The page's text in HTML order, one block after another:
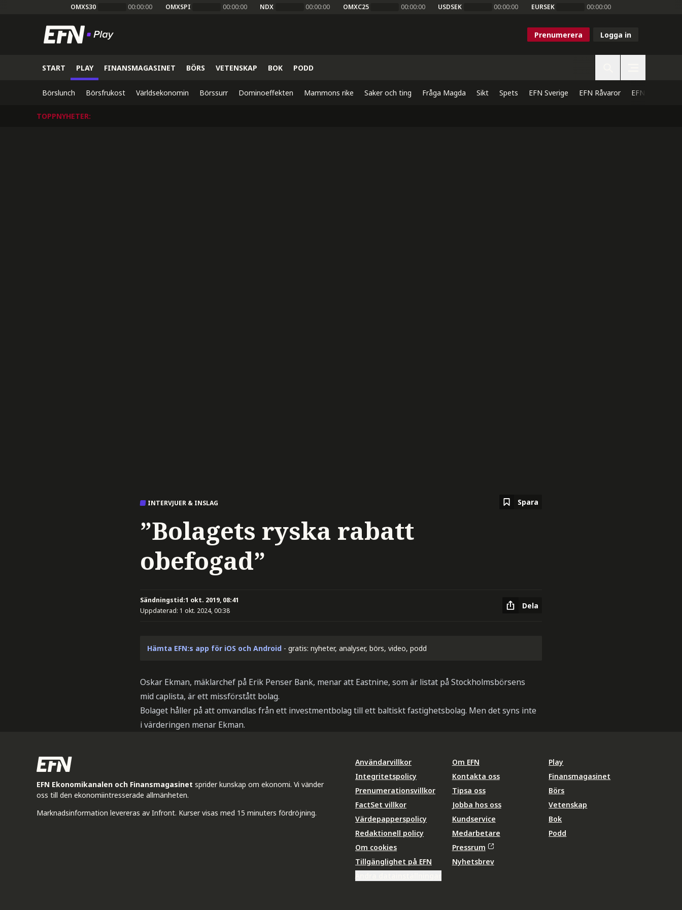
OMXS30 00:00:00 OMXSPI 00:00:00 NDX 00:00:00 OMXC25 00:00:00 USDSEK 00:00:00 EURSEK 00:00:00
Prenumerera Logga in
START PLAY FINANSMAGASINET BÖRS VETENSKAP BOK PODD
Börslunch Börsfrukost Världsekonomin Börssurr Dominoeffekten Mammons rike Saker och ting Fråga Magda Sikt Spets EFN Sverige EFN Råvaror EFN Direkt
TOPPNYHETER:
INTERVJUER & INSLAG Spara
”Bolagets ryska rabatt
obefogad”
Sändningstid:1 okt. 2019, 08:41
Uppdaterad: 1 okt. 2024, 00:38
Dela
Hämta EFN:s app för iOS och Android - gratis: nyheter, analyser, börs, video, podd
Oskar Ekman, mäklarchef på Erik Penser Bank, menar att Eastnine, som är listat på Stockholmsbörsens
mid caplista, är ett missförstått bolag.
Bolaget håller på att omvandlas från ett investmentbolag till ett baltiskt fastighetsbolag. Men det syns inte
i värderingen menar Ekman.
EFN Ekonomikanalen och Finansmagasinet sprider kunskap om ekonomi. Vi vänder
oss till den ekonomiintresserade allmänheten.
Marknadsinformation levereras av Infront. Kurser visas med 15 minuters fördröjning.
Användarvillkor
Integritetspolicy
Prenumerationsvillkor
FactSet villkor
Värdepapperspolicy
Redaktionell policy
Om cookies
Tillgänglighet på EFN
Om EFN
Kontakta oss
Tipsa oss
Jobba hos oss
Kundservice
Medarbetare
Pressrum
Nyhetsbrev
Play
Finansmagasinet
Börs
Vetenskap
Bok
Podd